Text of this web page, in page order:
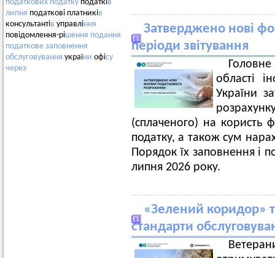
податкових податку податків
липня податкові платників
консультантів управління
повідомлення-рішення подання
податкове заповнення
обслуговування україни офісу
через
Затверджено нові
періоди звітування
області
України
(сплаченого) на користь
податку, а також сум
Порядок їх заповнення і
липня 2026 року.
«Зелений коридор»
стандарти